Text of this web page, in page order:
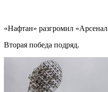
«Нафтан» разгромил
Вторая победа подряд.